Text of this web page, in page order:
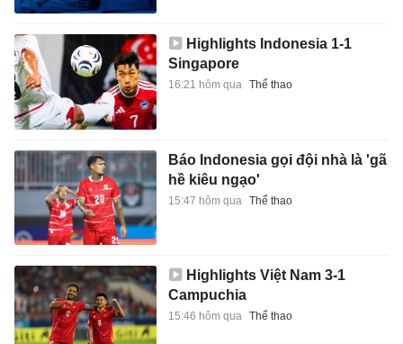
Highlights Indonesia 1-1
Singapore
16:21 hôm qua Thể thao
Báo Indonesia gọi đội nhà là 'gã
hề kiêu ngạo'
15:47 hôm qua Thể thao
Highlights Việt Nam 3-1
Campuchia
15:46 hôm qua Thể thao